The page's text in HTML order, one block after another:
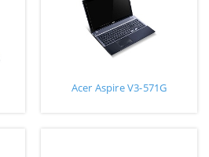
Acer Aspire V3-571G